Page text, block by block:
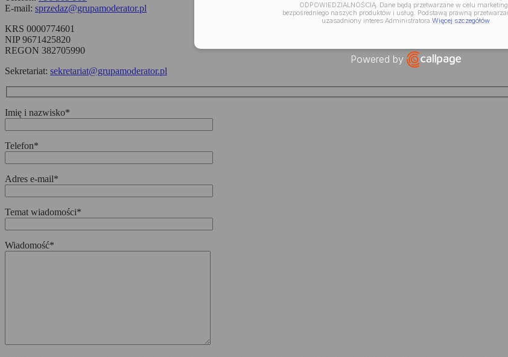
E-mail: sprzedaz@grupamoderator.pl
KRS 0000774601
NIP 9671425820
REGON 382705990
Sekretariat: sekretariat@grupamoderator.pl
Imię i nazwisko*
Telefon*
Adres e-mail*
Temat wiadomości*
Wiadomość*
ODPOWIEDZIALNOŚCIĄ. Dane będą przetwarzane w celu
bezpośredniego naszych produktów i usług. Podstawą prawną
uzasadniony interes Administratora. Więcej szczegółów
Powered by